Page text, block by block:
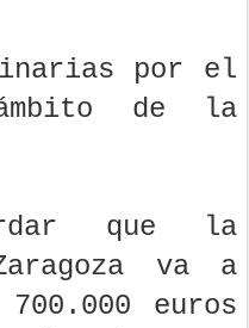
por el
de la
que la
va a
euros